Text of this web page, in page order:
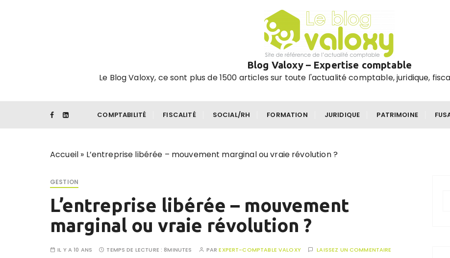
Blog Valoxy – Expertise comptable
Le Blog Valoxy, ce sont plus de 1500 articles sur toute l'actualité comptable, juridique,
COMPTABILITÉ FISCALITÉ SOCIAL/RH FORMATION JURIDIQUE PATRIMOINE
Accueil » L’entreprise libérée – mouvement marginal ou vraie révolution ?
GESTION
L’entreprise libérée – mouvement
marginal ou vraie révolution ?
IL Y A 10 ANS TEMPS DE LECTURE :8MINUTES PAREXPERT-COMPTABLE VALOXY LAISSEZ UN COMMENTAIRE